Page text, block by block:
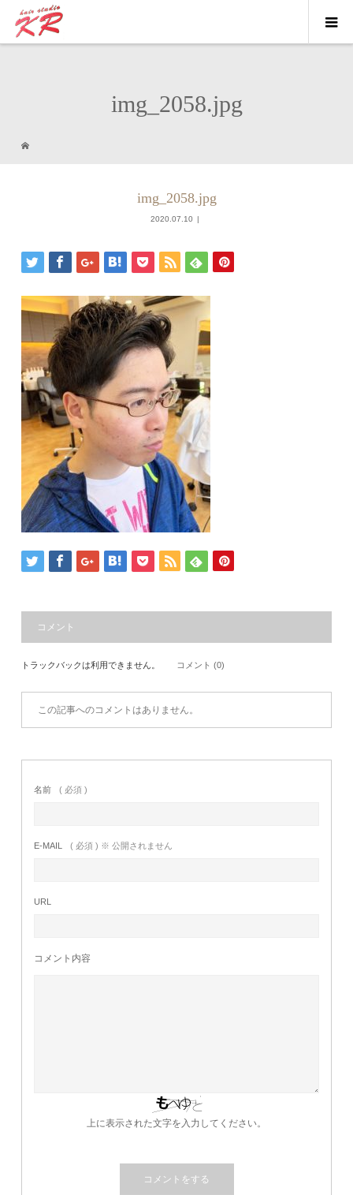
img_2058.jpg
img_2058.jpg
2020.07.10
コメント
トラックバックは利用できません。 コメント (0)
この記事へのコメントはありません。
名前 ( 必須 )
E-MAIL ( 必須 ) ※ 公開されません
URL
コメント内容
上に表示された文字を入力してください。